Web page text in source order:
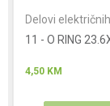
Delovi
11 - O RING
4,50 KM